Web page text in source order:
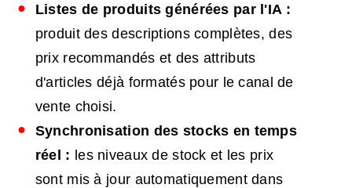
Listes de produits générées par l'IA :
produit des descriptions complètes, des
prix recommandés et des attributs
d'articles déjà formatés pour le canal de
vente choisi.
Synchronisation des stocks en temps
réel : les niveaux de stock et les prix
sont mis à jour automatiquement dans